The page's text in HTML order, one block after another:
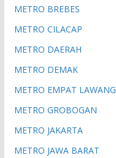
METRO BREBES
METRO CILACAP
METRO DAERAH
METRO DEMAK
METRO EMPAT LAWANG
METRO GROBOGAN
METRO JAKARTA
METRO JAWA BARAT